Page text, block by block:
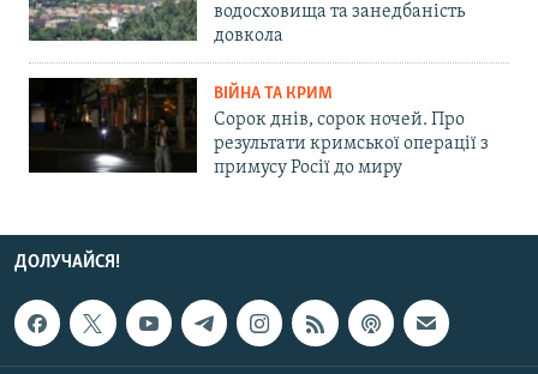
водосховища та занедбаність
довкола
ВІЙНА ТА КРИМ
Сорок днів, сорок ночей. Про
результати кримської операції з
примусу Росії до миру
ДОЛУЧАЙСЯ!